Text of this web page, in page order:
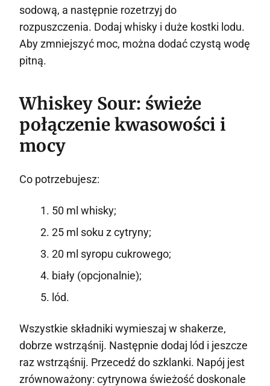
sodową, a następnie rozetrzyj do
rozpuszczenia. Dodaj whisky i duże kostki lodu.
Aby zmniejszyć moc, można dodać czystą wodę
pitną.
Whiskey Sour: świeże
połączenie kwasowości i
mocy
Co potrzebujesz:
50 ml whisky;
25 ml soku z cytryny;
20 ml syropu cukrowego;
biały (opcjonalnie);
lód.
Wszystkie składniki wymieszaj w shakerze,
dobrze wstrząśnij. Następnie dodaj lód i jeszcze
raz wstrząśnij. Przecedź do szklanki. Napój jest
zrównoważony: cytrynowa świeżość doskonale